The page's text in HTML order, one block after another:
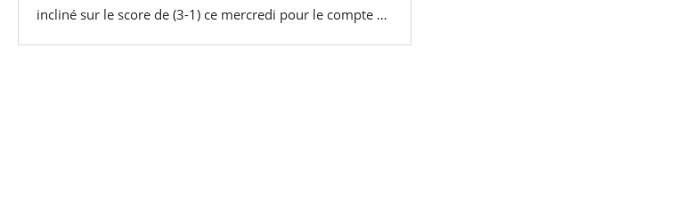
incliné sur le score de (3-1) ce mercredi pour le compte …